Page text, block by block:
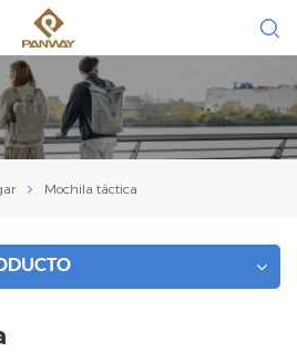
Mochila táctica